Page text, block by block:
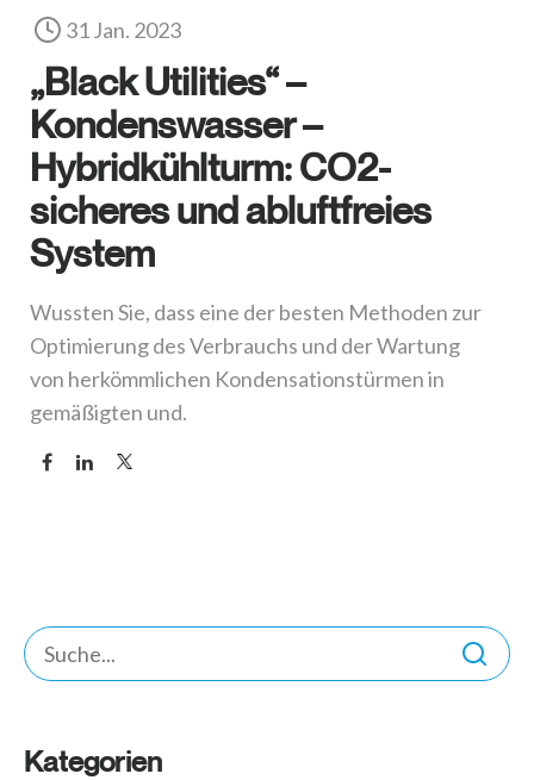
31 Jan. 2023
„Black Utilities“ –
Kondenswasser –
Hybridkühlturm: CO2-
sicheres und abluftfreies
System
Wussten Sie, dass eine der besten Methoden zur
Optimierung des Verbrauchs und der Wartung
von herkömmlichen Kondensationstürmen in
gemäßigten und.
Kategorien